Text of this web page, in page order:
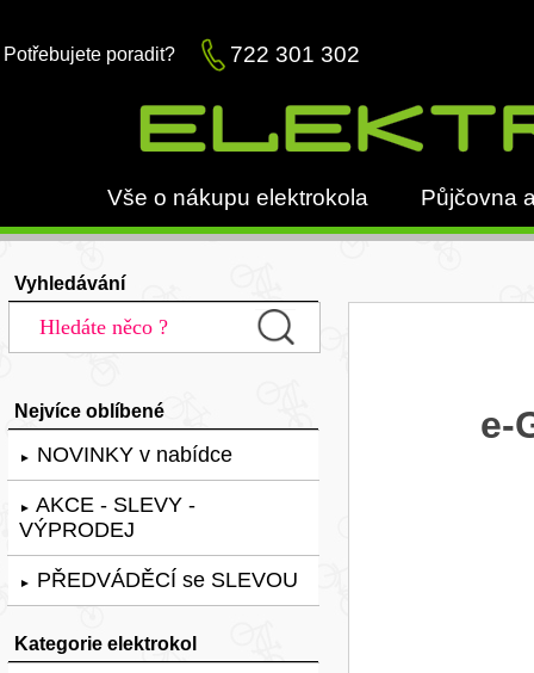
Potřebujete poradit? 722 301 302
Vše o nákupu elektrokola Půjčovna
Vyhledávání
Nejvíce oblíbené
► NOVINKY v nabídce
► AKCE - SLEVY -
VÝPRODEJ
► PŘEDVÁDĚCÍ se SLEVOU
Kategorie elektrokol
e-